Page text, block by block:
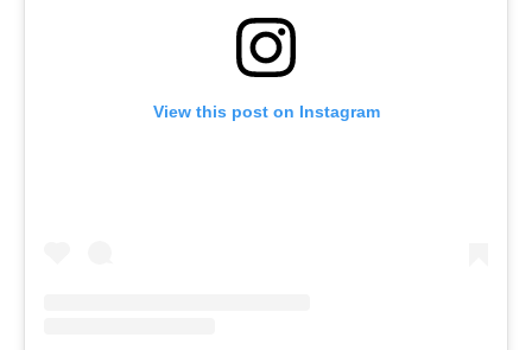
View this post on Instagram